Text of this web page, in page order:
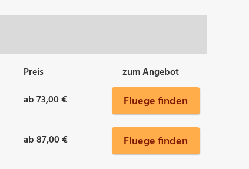
Preis
zum Angebot
ab 73,00 € Fluege finden
ab 87,00 € Fluege finden